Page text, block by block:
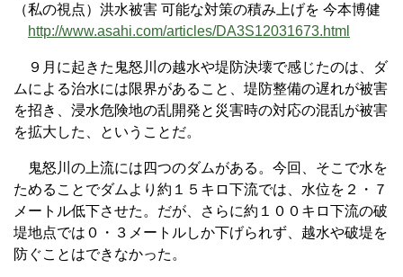
（私の視点）洪水被害 可能な対策の積み上げを 今本博健
http://www.asahi.com/articles/DA3S12031673.html
９月に起きた鬼怒川の越水や堤防決壊で感じたのは、ダ
ムによる治水には限界があること、堤防整備の遅れが被害
を招き、浸水危険地の乱開発と災害時の対応の混乱が被害
を拡大した、ということだ。
鬼怒川の上流には四つのダムがある。今回、そこで水を
ためることでダムより約１５キロ下流では、水位を２・７
メートル低下させた。だが、さらに約１００キロ下流の破
堤地点では０・３メートルしか下げられず、越水や破堤を
防ぐことはできなかった。